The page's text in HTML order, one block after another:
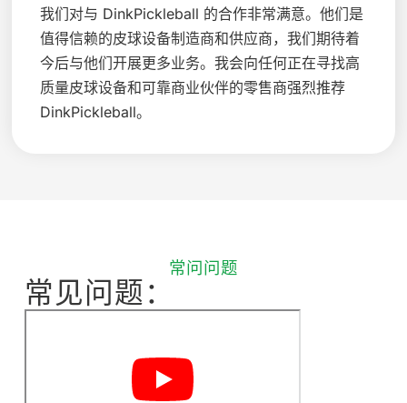
我们对与 DinkPickleball 的合作非常满意。他们是
值得信赖的皮球设备制造商和供应商，我们期待着
今后与他们开展更多业务。我会向任何正在寻找高
质量皮球设备和可靠商业伙伴的零售商强烈推荐
DinkPickleball。
常问问题
常见问题：